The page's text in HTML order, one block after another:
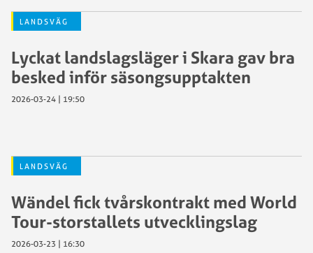
LANDSVÄG
Lyckat landslagsläger i Skara gav bra
besked inför säsongsupptakten
2026-03-24 | 19:50
LANDSVÄG
Wändel fick tvårskontrakt med World
Tour-storstallets utvecklingslag
2026-03-23 | 16:30